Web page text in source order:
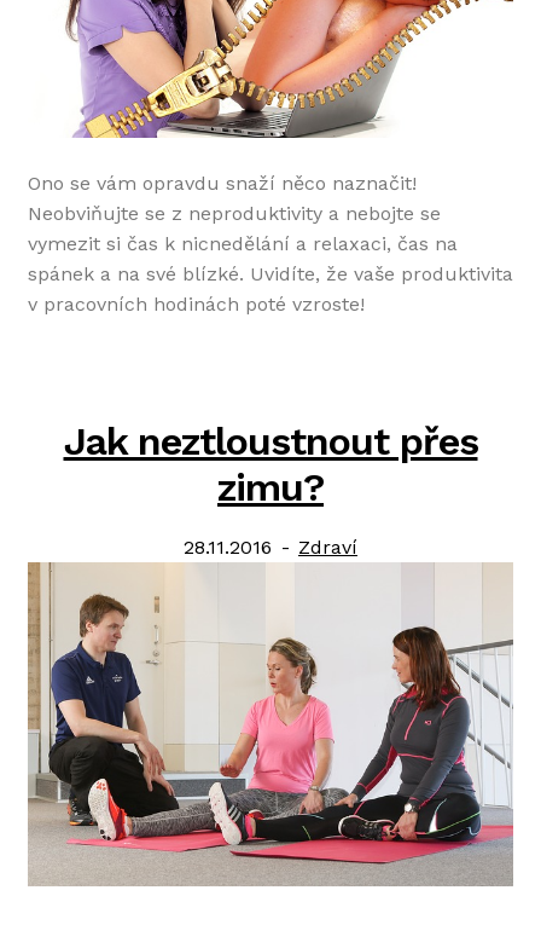
Ono se vám opravdu snaží něco naznačit!
Neobviňujte se z neproduktivity a nebojte se
vymezit si čas k nicnedělání a relaxaci, čas na
spánek a na své blízké. Uvidíte, že vaše produktivita
v pracovních hodinách poté vzroste!
Jak neztloustnout přes
zimu?
Posted
28.11.2016 Category:
Zdraví